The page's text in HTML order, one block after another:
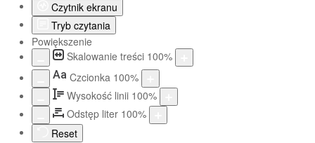
Czytnik ekranu
Tryb czytania
Powiększenie
Skalowanie treści 100%
Aa Czcionka 100%
Wysokość linii 100%
Odstęp liter 100%
Reset